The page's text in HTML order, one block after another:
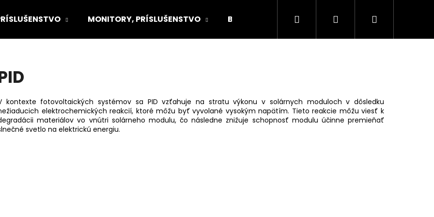
MONITORY, PRÍSLUŠENSTVO BUNKY, PRÍSLUŠENSTVO SOLÁRNE PANELY
Hľadať PrihlásenieNákupný
kontexte fotovoltaických systémov sa PID vzťahuje na stratu výkonu v solárnych moduloch v dôsledku
elektrochemických reakcií, ktoré môžu byť vyvolané vysokým napätím. Tieto reakcie môžu viesť k
materiálov vo vnútri solárneho modulu, čo následne znižuje schopnosť modulu účinne premieňať
svetlo na elektrickú energiu.
Odporúčame